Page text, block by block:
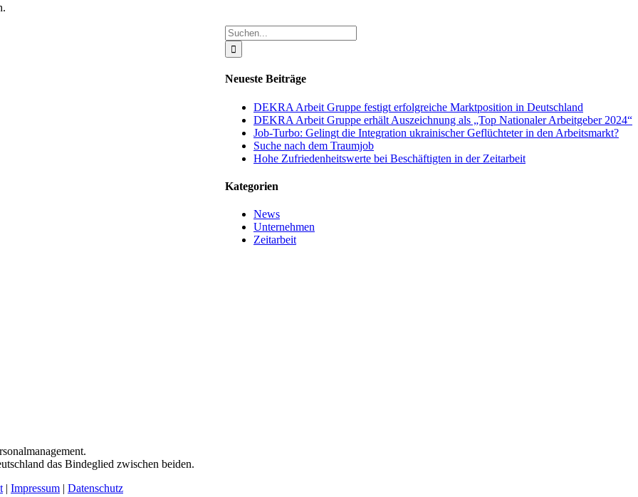
Suche
nach:
Neu­es­te Beiträge
DEKRA Arbeit Grup­pe fes­tigt erfolg­rei­che Markt­po­si­ti­on in Deutschland
DEKRA Arbeit Grup­pe erhält Aus­zeich­nung als „Top Natio­na­ler Arbeit­ge­ber 2024“
Job-Tur­bo: Gelingt die Inte­gra­ti­on ukrai­ni­scher Geflüch­te­ter in den Arbeitsmarkt?
Suche nach dem Traumjob
Hohe Zufrie­den­heits­wer­te bei Beschäf­tig­ten in der Zeitarbeit
Kate­go­rien
News
Unternehmen
Zeitarbeit
das Binde­glied zwi­schen beiden.
| Impressum | Datenschutz